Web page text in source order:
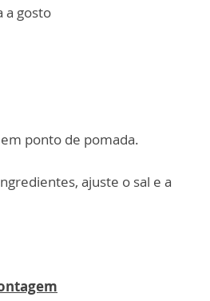
a gosto
ponto de pomada.
ajuste o sal e a